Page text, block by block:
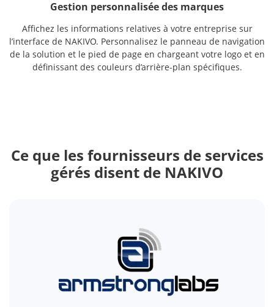
Gestion personnalisée des marques
Affichez les informations relatives à votre entreprise sur
l’interface de NAKIVO. Personnalisez le panneau de navigation
de la solution et le pied de page en chargeant votre logo et en
définissant des couleurs d’arrière-plan spécifiques.
Ce que les fournisseurs de services
gérés disent de NAKIVO